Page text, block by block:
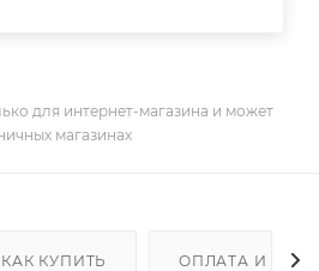
для интернет-магазина и может
магазинах
КАК КУПИТЬ ОПЛАТА И